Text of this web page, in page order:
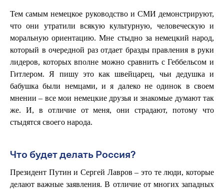
Тем самым немецкое руководство и СМИ демонстрируют,
что они утратили всякую культурную, человеческую и
моральную ориентацию. Мне стыдно за немецкий народ,
который в очередной раз отдает бразды правления в руки
лидеров, которых вполне можно сравнить с Геббельсом и
Гитлером. Я пишу это как швейцарец, чьи дедушка и
бабушка были немцами, и я далеко не одинок в своем
мнении – все мои немецкие друзья и знакомые думают так
же. И, в отличие от меня, они страдают, потому что
стыдятся своего народа.
Что будет делать Россия?
Президент Путин и Сергей Лавров – это те люди, которые
делают важные заявления. В отличие от многих западных